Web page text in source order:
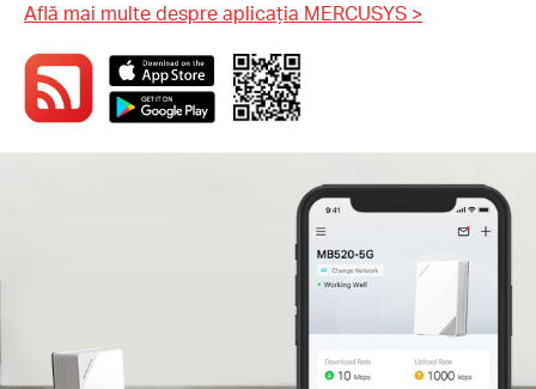
Află mai multe despre aplicația MERCUSYS >